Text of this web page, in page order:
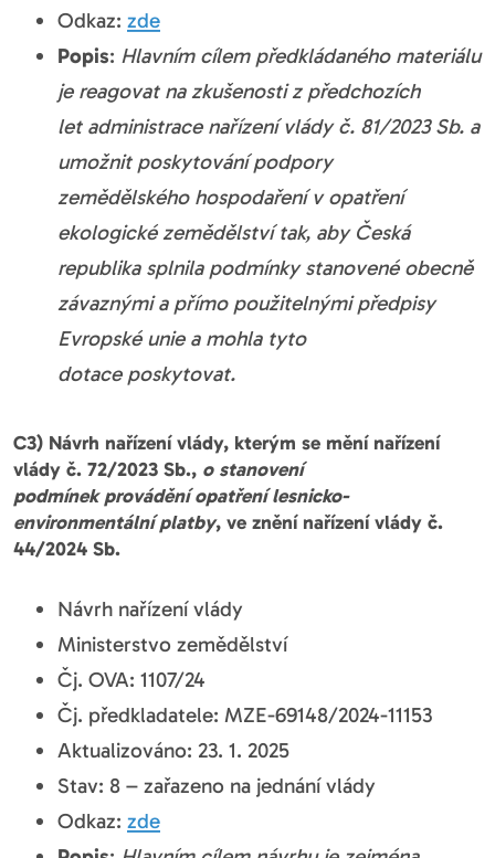
Odkaz: zde
Popis: Hlavním cílem předkládaného materiálu
je reagovat na zkušenosti z předchozích
let administrace nařízení vlády č. 81/2023 Sb. a
umožnit poskytování podpory
zemědělského hospodaření v opatření
ekologické zemědělství tak, aby Česká
republika splnila podmínky stanovené obecně
závaznými a přímo použitelnými předpisy
Evropské unie a mohla tyto
dotace poskytovat.
C3) Návrh nařízení vlády, kterým se mění nařízení
vlády č. 72/2023 Sb., o stanovení
podmínek provádění opatření lesnicko-
environmentální platby, ve znění nařízení vlády č.
44/2024 Sb.
Návrh nařízení vlády
Ministerstvo zemědělství
Čj. OVA: 1107/24
Čj. předkladatele: MZE-69148/2024-11153
Aktualizováno: 23. 1. 2025
Stav: 8 – zařazeno na jednání vlády
Odkaz: zde